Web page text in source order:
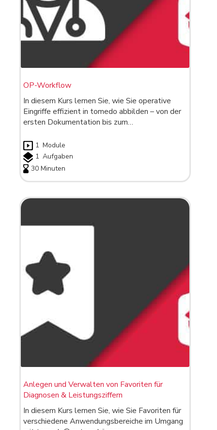
OP-Workflow
In diesem Kurs lernen Sie, wie Sie operative
Eingriffe effizient in tomedo abbilden – von der
ersten Dokumentation bis zum…
1 Module
1 Aufgaben
30 Minuten
Anlegen und Verwalten von Favoriten für
Diagnosen & Leistungsziffern
In diesem Kurs lernen Sie, wie Sie Favoriten für
verschiedene Anwendungsbereiche im Umgang